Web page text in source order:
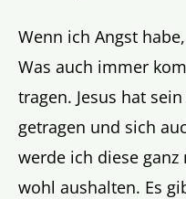
Wenn ich Angst
Was auch immer
tragen. Jesus hat
getragen und sich
werde ich diese
wohl aushalten. Es